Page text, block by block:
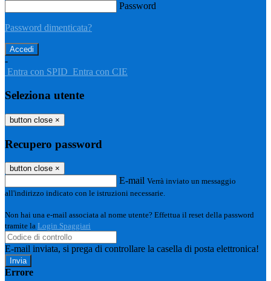
Password
Password dimenticata?
-
Entra con SPID Entra con CIE
Seleziona utente
button close ×
Recupero password
button close ×
E-mail Verrà inviato un messaggio
all'indirizzo indicato con le istruzioni necessarie.
Non hai una e-mail associata al nome utente? Effettua il reset della password
tramite la Login Spaggiari
E-mail inviata, si prega di controllare la casella di posta elettronica!
Errore